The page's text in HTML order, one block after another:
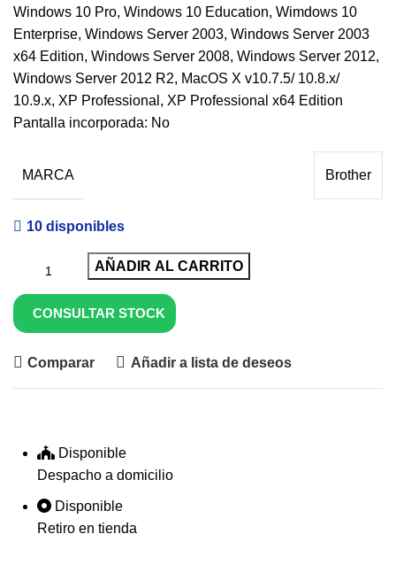
Windows 10 Pro, Windows 10 Education, Wimdows 10
Enterprise, Windows Server 2003, Windows Server 2003
x64 Edition, Windows Server 2008, Windows Server 2012,
Windows Server 2012 R2, MacOS X v10.7.5/ 10.8.x/
10.9.x, XP Professional, XP Professional x64 Edition
Pantalla incorporada: No
MARCA Brother
10 disponibles
AÑADIR AL CARRITO
CONSULTAR STOCK
Comparar Añadir a lista de deseos
Disponible
Despacho a domicilio
Disponible
Retiro en tienda